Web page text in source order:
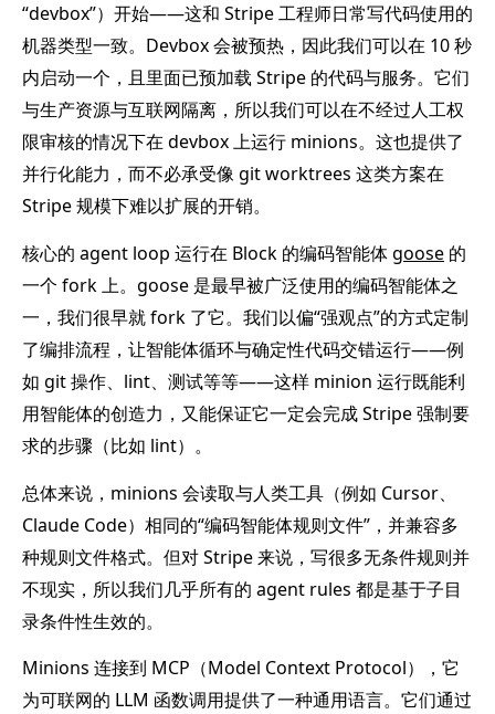
“devbox”）开始——这和 Stripe 工程师日常写代码使用的
机器类型一致。Devbox 会被预热，因此我们可以在 10 秒
内启动一个，且里面已预加载 Stripe 的代码与服务。它们
与生产资源与互联网隔离，所以我们可以在不经过人工权
限审核的情况下在 devbox 上运行 minions。这也提供了
并行化能力，而不必承受像 git worktrees 这类方案在
Stripe 规模下难以扩展的开销。
核心的 agent loop 运行在 Block 的编码智能体goose 的
一个 fork 上。goose 是最早被广泛使用的编码智能体之
一，我们很早就 fork 了它。我们以偏“强观点”的方式定制
了编排流程，让智能体循环与确定性代码交错运行——例
如 git 操作、lint、测试等等——这样 minion 运行既能利
用智能体的创造力，又能保证它一定会完成 Stripe 强制要
求的步骤（比如 lint）。
总体来说，minions 会读取与人类工具（例如 Cursor、
Claude Code）相同的“编码智能体规则文件”，并兼容多
种规则文件格式。但对 Stripe 来说，写很多无条件规则并
不现实，所以我们几乎所有的 agent rules 都是基于子目
录条件性生效的。
Minions 连接到 MCP（Model Context Protocol），它
为可联网的 LLM 函数调用提供了一种通用语言。它们通过